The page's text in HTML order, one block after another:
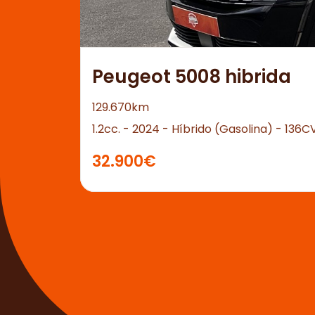
Peugeot 5008 hibrida
129.670km
1.2cc. - 2024 - Híbrido (Gasolina) -
32.900€